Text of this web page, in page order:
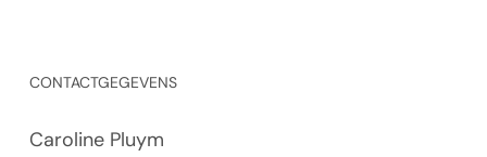
CONTACTGEGEVENS
Caroline Pluym